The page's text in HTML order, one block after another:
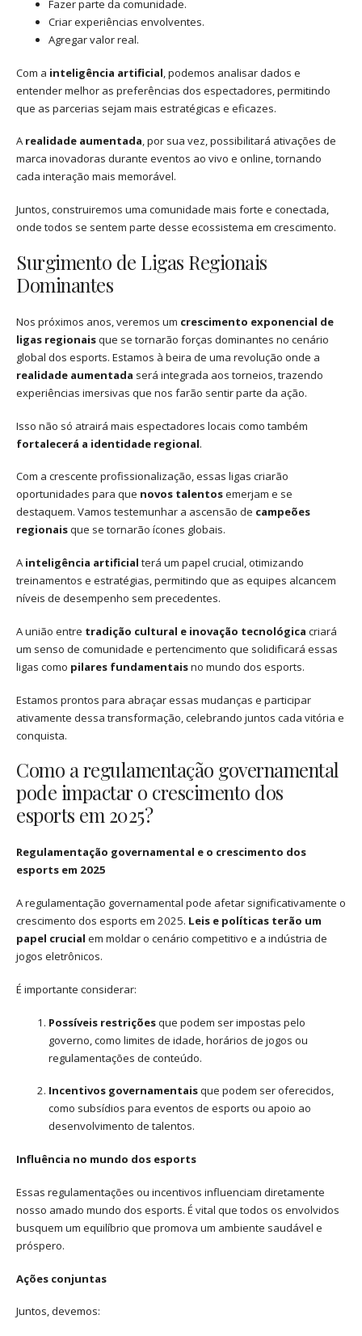
Fazer parte da comunidade.
Criar experiências envolventes.
Agregar valor real.
Com a inteligência artificial, podemos analisar dados e
entender melhor as preferências dos espectadores, permitindo
que as parcerias sejam mais estratégicas e eficazes.
A realidade aumentada, por sua vez, possibilitará ativações de
marca inovadoras durante eventos ao vivo e online, tornando
cada interação mais memorável.
Juntos, construiremos uma comunidade mais forte e conectada,
onde todos se sentem parte desse ecossistema em crescimento.
Surgimento de Ligas Regionais
Dominantes
Nos próximos anos, veremos um crescimento exponencial de
ligas regionaisque se tornarão forças dominantes no cenário
global dos esports. Estamos à beira de uma revolução onde a
realidade aumentada será integrada aos torneios, trazendo
experiências imersivas que nos farão sentir parte da ação.
Isso não só atrairá mais espectadores locais como também
fortalecerá a identidade regional.
Com a crescente profissionalização, essas ligas criarão
oportunidades para que novos talentosemerjam e se
destaquem. Vamos testemunhar a ascensão de campeões
regionaisque se tornarão ícones globais.
A inteligência artificial terá um papel crucial, otimizando
treinamentos e estratégias, permitindo que as equipes alcancem
níveis de desempenho sem precedentes.
A união entre tradição cultural e inovação tecnológica criará
um senso de comunidade e pertencimento que solidificará essas
ligas como pilares fundamentaisno mundo dos esports.
Estamos prontos para abraçar essas mudanças e participar
ativamente dessa transformação, celebrando juntos cada vitória e
conquista.
Como a regulamentação governamental
pode impactar o crescimento dos
esports em 2025?
Regulamentação governamental e o crescimento dos
esports em 2025
A regulamentação governamental pode afetar significativamente o
crescimento dos esports em 2025. Leis e políticas terão um
papel crucial em moldar o cenário competitivo e a indústria de
jogos eletrônicos.
É importante considerar:
Possíveis restriçõesque podem ser impostas pelo
governo, como limites de idade, horários de jogos ou
regulamentações de conteúdo.
Incentivos governamentaisque podem ser oferecidos,
como subsídios para eventos de esports ou apoio ao
desenvolvimento de talentos.
Influência no mundo dos esports
Essas regulamentações ou incentivos influenciam diretamente
nosso amado mundo dos esports. É vital que todos os envolvidos
busquem um equilíbrio que promova um ambiente saudável e
próspero.
Ações conjuntas
Juntos, devemos: